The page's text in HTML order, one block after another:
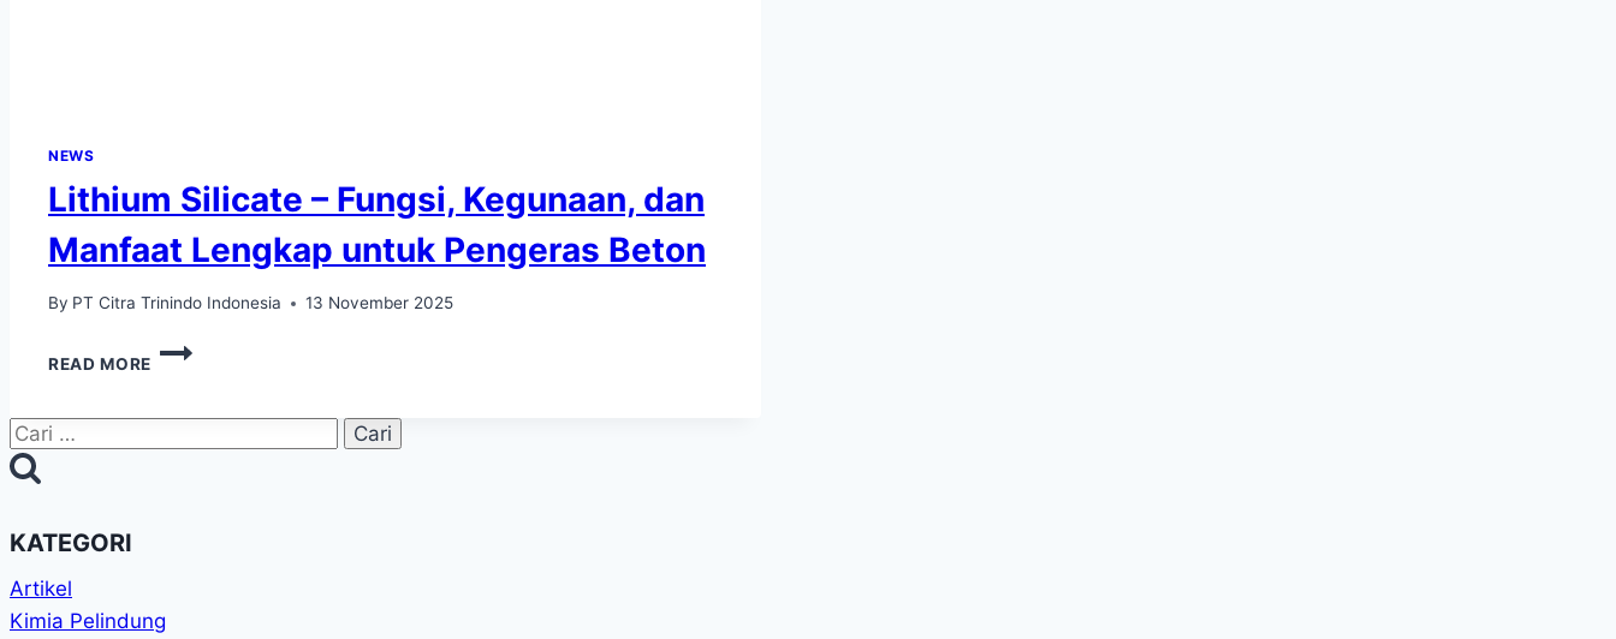
NEWS
Lithium Silicate – Fungsi, Kegunaan, dan
Manfaat Lengkap untuk Pengeras Beton
By PT Citra Trinindo Indonesia 13 November 2025
READ MORE
KATEGORI
Artikel
Kimia Pelindung